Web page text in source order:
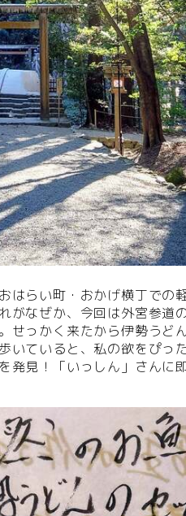
はらい町・おかげ横丁での
がなぜか、今回は外宮参道
せっかく来たから伊勢うど
いていると、私の欲をぴっ
発見！「いっしん」さんに